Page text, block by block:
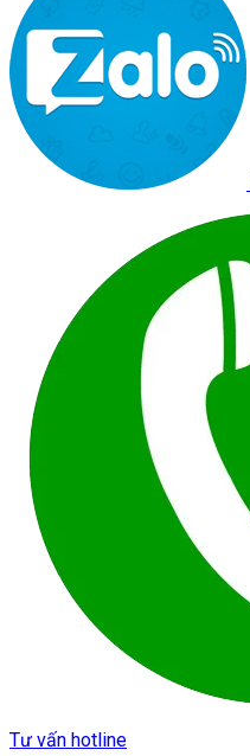
Tư vấn hotline